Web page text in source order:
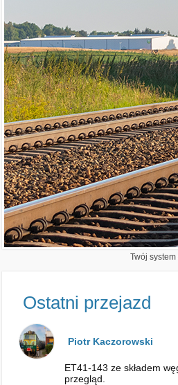
Twój
Ostatni przejazd
Piotr Kaczorowski
ET41-143 ze składem
przegląd.